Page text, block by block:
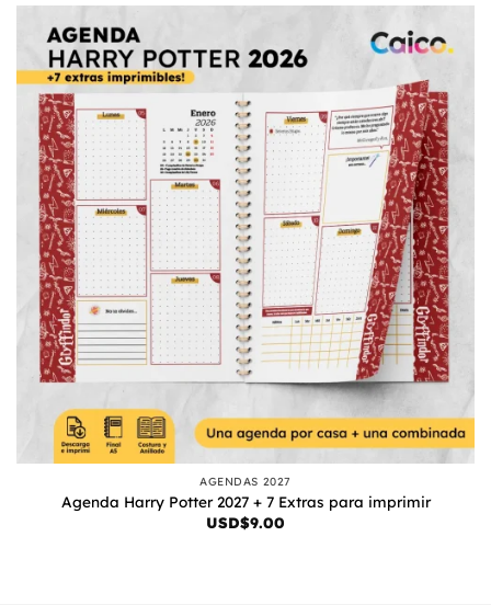
AGENDAS 2027
Agenda Harry Potter 2027 + 7 Extras para imprimir
USD$9.00